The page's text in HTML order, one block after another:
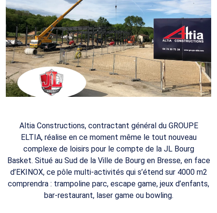
Altia Constructions, contractant général du GROUPE
ELTIA,réalise en ce moment même le tout nouveau
complexe de loisirs pour le compte de la JL Bourg
Basket. Situé au Sud de la Ville de Bourg en Bresse, en face
d’EKINOX, ce pôle multi-activités qui s’étend sur 4000 m2
comprendra : trampoline parc, escape game, jeux d’enfants,
bar-restaurant, laser game ou bowling.